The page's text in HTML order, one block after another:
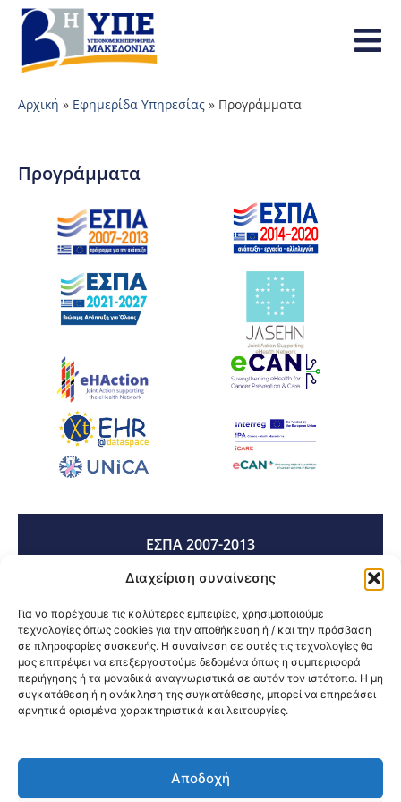
Διαχείριση συναίνεσης
Για να παρέχουμε τις καλύτερες εμπειρίες, χρησιμοποιούμε
τεχνολογίες όπως cookies για την αποθήκευση ή / και την πρόσβαση
σε πληροφορίες συσκευής. Η συναίνεση σε αυτές τις τεχνολογίες θα
μας επιτρέψει να επεξεργαστούμε δεδομένα όπως η συμπεριφορά
περιήγησης ή τα μοναδικά αναγνωριστικά σε αυτόν τον ιστότοπο. Η μη
συγκατάθεση ή η ανάκληση της συγκατάθεσης, μπορεί να επηρεάσει
αρνητικά ορισμένα χαρακτηριστικά και λειτουργίες.
Αποδοχή
Αρχική » Εφημερίδα Υπηρεσίας » Προγράμματα
Προγράμματα
ΕΣΠΑ 2007-2013
ΕΣΠΑ 2014-2020
ΕΣΠΑ 2021-2027
@2026 3ype.gr All rights reserved